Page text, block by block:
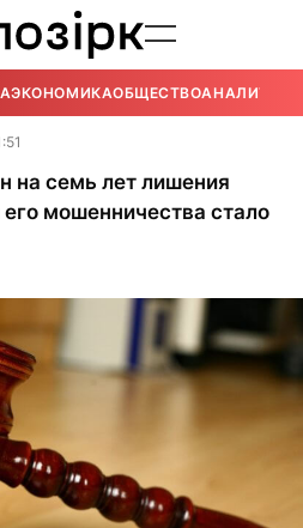
ЭКОНОМИКАОБЩЕСТВОАНАЛИТИКА
на семь лет лишения
мошенничества стало